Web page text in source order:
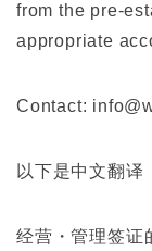
from the pre-
appropriate
Contact:
以下是中文翻译
经营・管理签证